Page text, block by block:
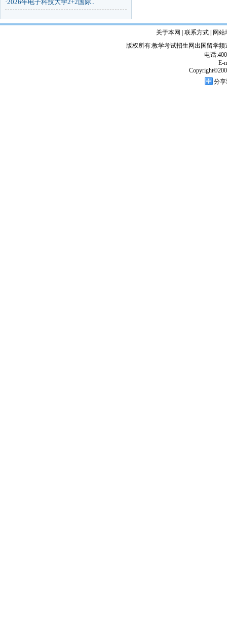
·2026年电子科技大学2+2国际..
关于本网 | 联系方式 | 网
版权所有:教学考试招生网出国留学
电话
E-
分